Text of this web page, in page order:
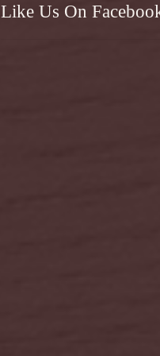
Like Us On